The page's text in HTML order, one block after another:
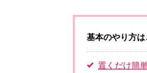
基本のやり方
置くだけ簡